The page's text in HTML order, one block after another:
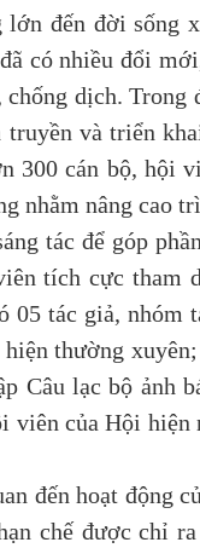
đến đời sống
có nhiều đổi
chống dịch. Trong
và triển
300 cán bộ, hội
nhằm nâng cao
tác để góp
tích cực tham
05 tác giả, nhóm
thường
Câu lạc bộ ảnh
viên của Hội hiện
đến hoạt động
chế được chỉ